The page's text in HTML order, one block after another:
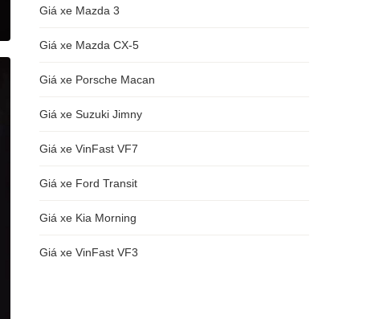
Giá xe Mazda 3
Giá xe Mazda CX-5
Giá xe Porsche Macan
Giá xe Suzuki Jimny
Giá xe VinFast VF7
Giá xe Ford Transit
Giá xe Kia Morning
Giá xe VinFast VF3